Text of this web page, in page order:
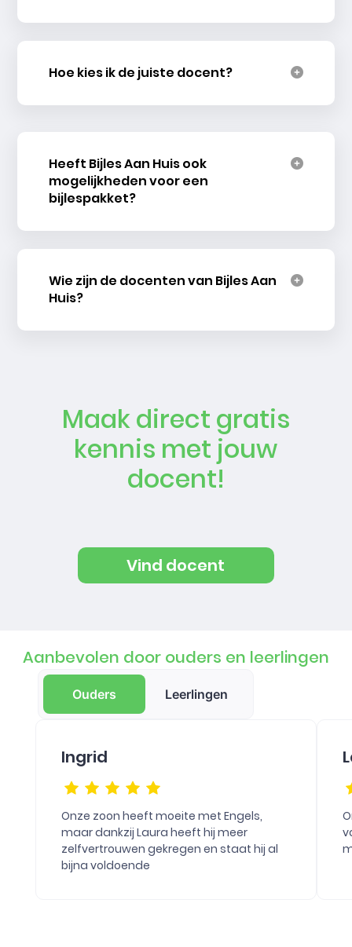
Hoe kies ik de juiste docent?
Heeft Bijles Aan Huis ook
mogelijkheden voor een
bijlespakket?
Wie zijn de docenten van Bijles Aan
Huis?
Maak direct gratis
kennis met jouw
docent!
Vind docent
Aanbevolen door ouders en leerlingen
Ouders Leerlingen
Ingrid
Onze zoon heeft moeite met Engels,
maar dankzij Laura heeft hij meer
zelfvertrouwen gekregen en staat hij al
bijna voldoende